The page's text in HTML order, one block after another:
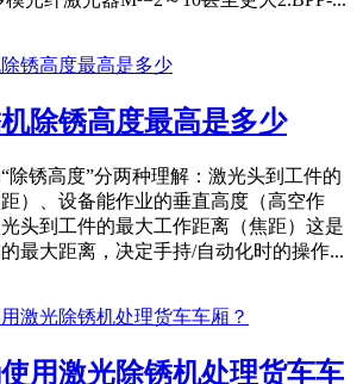
除锈高度最高是多少
除锈高度”分两种理解：激光头到工件的
）、设备能作业的垂直高度（高空作
头到工件的最大工作距离（焦距）这是
最大距离，决定手持/自动化时的操作...
用激光除锈机处理货车车